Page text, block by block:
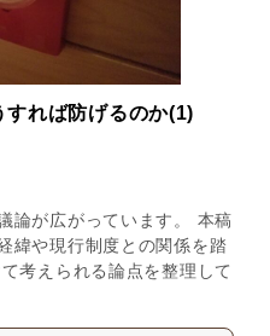
れば防げるのか(1)
論が広がっています。 本稿
緯や現行制度との関係を踏
考えられる論点を整理して